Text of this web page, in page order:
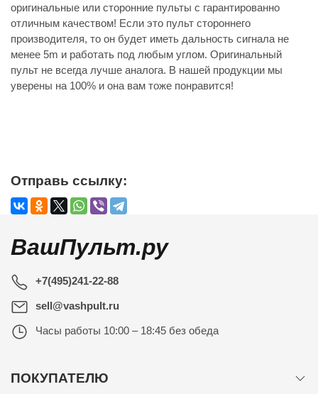
оригинальные или сторонние пульты с гарантированно
отличным качеством! Если это пульт стороннего
производителя, то он будет иметь дальность сигнала не
менее 5m и работать под любым углом. Оригинальный
пульт не всегда лучше аналога. В нашей продукции мы
уверены на 100% и она вам тоже понравится!
Отправь ссылку:
ВашПульт.ру
+7(495)241-22-88
sell@vashpult.ru
Часы работы 10:00 – 18:45 без обеда
ПОКУПАТЕЛЮ